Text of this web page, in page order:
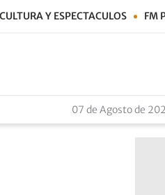
CULTURA Y ESPECTACULOS FM
07 de Agosto de